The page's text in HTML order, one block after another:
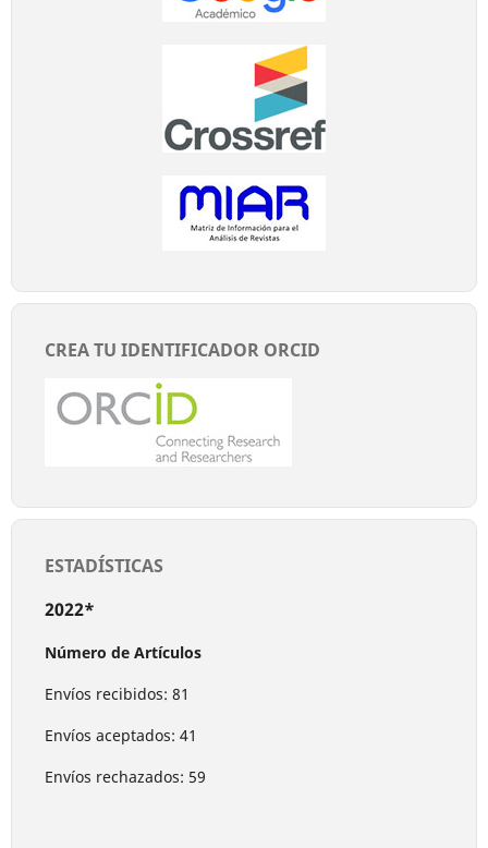
CREA TU IDENTIFICADOR ORCID
ESTADÍSTICAS
2022*
Número de Artículos
Envíos recibidos: 81
Envíos aceptados: 41
Envíos rechazados: 59